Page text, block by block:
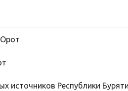
источников Республики